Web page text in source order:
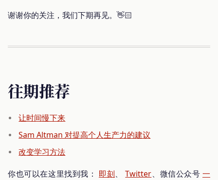
谢谢你的关注，我们下期再见。👋🏻
往期推荐
让时间慢下来
Sam Altman 对提高个人生产力的建议
改变学习方法
你也可以在这里找到我： 即刻、Twitter、微信公众号一